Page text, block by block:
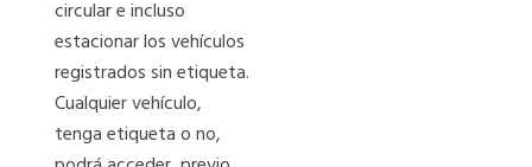
circular e incluso
estacionar los vehículos
registrados sin etiqueta.
Cualquier vehículo,
tenga etiqueta o no,